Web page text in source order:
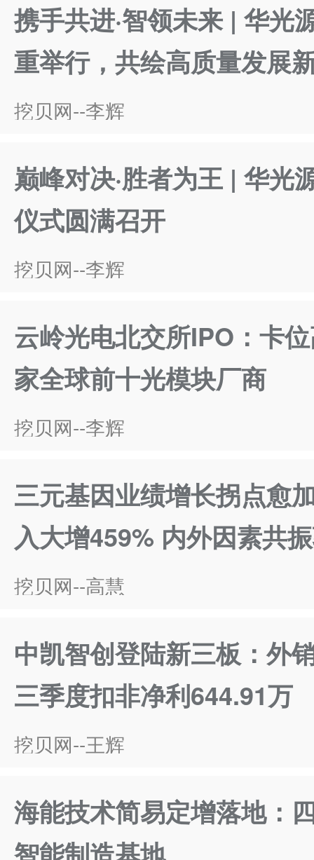
携手共进·智领未来 | 华光
重举行，共绘高质量发展
挖贝网--李辉
巅峰对决·胜者为王 | 华光
仪式圆满召开
挖贝网--李辉
云岭光电北交所IPO：卡
家全球前十光模块厂商
挖贝网--李辉
三元基因业绩增长拐点愈
入大增459% 内外因素共
挖贝网--高慧
中凯智创登陆新三板：外
三季度扣非净利644.91万
挖贝网--王辉
海能技术简易定增落地：